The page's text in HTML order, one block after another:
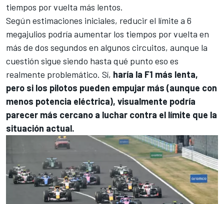
tiempos por vuelta más lentos.
Según estimaciones iniciales, reducir el límite a 6
megajulios podría aumentar los tiempos por vuelta en
más de dos segundos en algunos circuitos, aunque la
cuestión sigue siendo hasta qué punto eso es
realmente problemático. Sí, haría la F1 más lenta,
pero si los pilotos pueden empujar más (aunque con
menos potencia eléctrica), visualmente podría
parecer más cercano a luchar contra el límite que la
situación actual.